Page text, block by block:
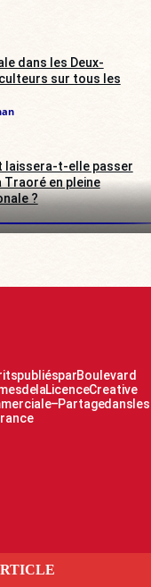
dans les Deux-
sur tous les
laissera-t-elle passer
Traoré en pleine
?
publiés par Boulevard
de la Licence Creative
– Partage dans les